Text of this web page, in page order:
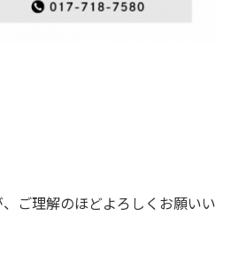
ご理解のほどよろしくお願いい